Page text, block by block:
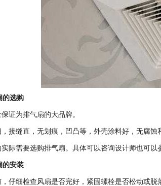
的选购
证为排气扇的大品牌。
接缝直，无划痕，凹凸等，外壳涂料好，无腐蚀
际需要选购排气扇。具体可以咨询设计师也可以
的安装
仔细检查风扇是否完好，紧固螺栓是否松动或脱